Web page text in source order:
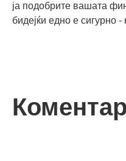
ја подобрите вашата
бидејќи едно е сигурно